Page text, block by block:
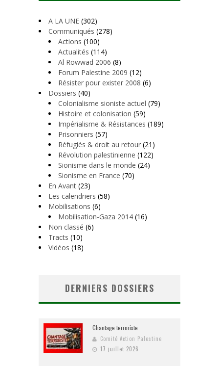
A LA UNE (302)
Communiqués (278)
Actions (100)
Actualités (114)
Al Rowwad 2006 (8)
Forum Palestine 2009 (12)
Résister pour exister 2008 (6)
Dossiers (40)
Colonialisme sioniste actuel (79)
Histoire et colonisation (59)
Impérialisme & Résistances (189)
Prisonniers (57)
Réfugiés & droit au retour (21)
Révolution palestinienne (122)
Sionisme dans le monde (24)
Sionisme en France (70)
En Avant (23)
Les calendriers (58)
Mobilisations (6)
Mobilisation-Gaza 2014 (16)
Non classé (6)
Tracts (10)
Vidéos (18)
DERNIERS DOSSIERS
Chantage terroriste
Comité Action Palestine
17 juillet 2026